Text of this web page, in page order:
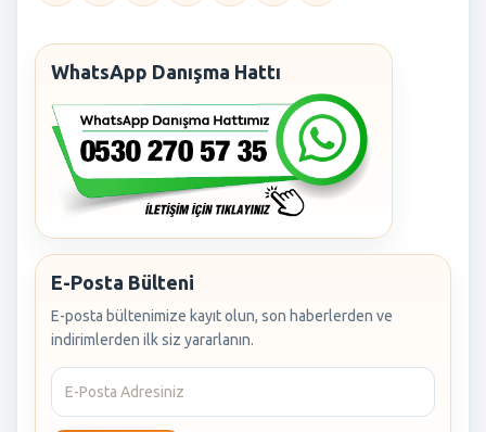
WhatsApp Danışma Hattı
E-Posta Bülteni
E-posta bültenimize kayıt olun, son haberlerden ve
indirimlerden ilk siz yararlanın.